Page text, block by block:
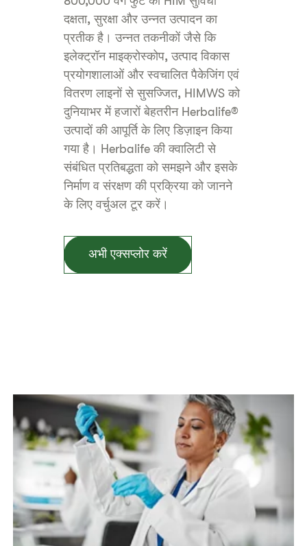
दक्षता, सुरक्षा और उन्नत उत्पादन का
प्रतीक है। उन्नत तकनीकों जैसे कि
इलेक्ट्रॉन माइक्रोस्कोप, उत्पाद विकास
प्रयोगशालाओं और स्वचालित पैकेजिंग एवं
वितरण लाइनों से सुसज्जित, HIMWS को
दुनियाभर में हजारों बेहतरीन Herbalife®
उत्पादों की आपूर्ति के लिए डिज़ाइन किया
गया है। Herbalife की क्वालिटी से
संबंधित प्रतिबद्धता को समझने और इसके
निर्माण व संरक्षण की प्रक्रिया को जानने
के लिए वर्चुअल टूर करें।
अभी एक्सप्लोर करें